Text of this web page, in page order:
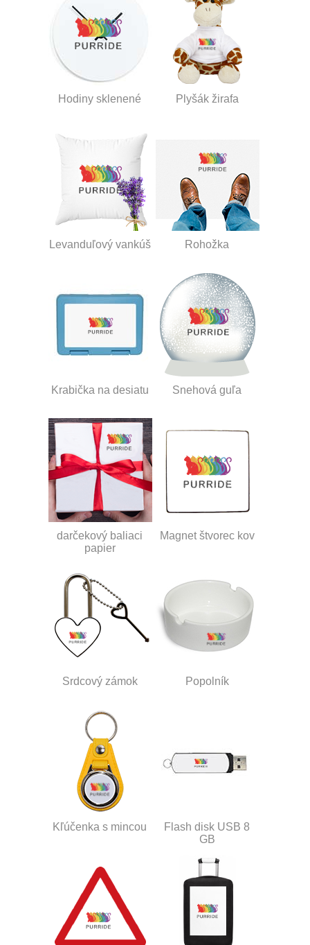
Hodiny sklenené Plyšák žirafa
Levanduľový vankúš Rohožka
Krabička na desiatu Snehová guľa
darčekový baliaci
papier
Magnet štvorec kov
Srdcový zámok Popolník
Kľúčenka s mincou
Flash disk USB 8
GB